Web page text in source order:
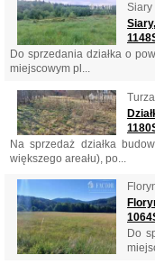
Siary
Do sprzedania działka o
miejscowym pl...
Turza
Na sprzedaż działka
większego areału), po...
Do